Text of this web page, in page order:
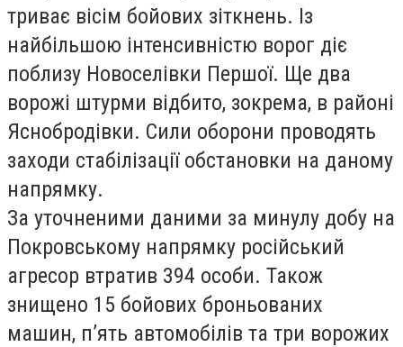
триває вісім бойових зіткнень. Із
найбільшою інтенсивністю ворог діє
поблизу Новоселівки Першої. Ще два
ворожі штурми відбито, зокрема, в районі
Яснобродівки. Сили оборони проводять
заходи стабілізації обстановки на даному
напрямку.
За уточненими даними за минулу добу на
Покровському напрямку російський
агресор втратив 394 особи. Також
знищено 15 бойових броньованих
машин, п’ять автомобілів та три ворожих